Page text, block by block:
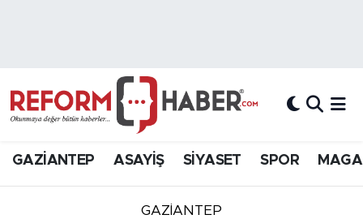
GAZİANTEP ASAYİŞ SİYASET SPOR
GAZIANTEP
Hava Durumu
Süper Lig Puan Durumu ve Fikstür